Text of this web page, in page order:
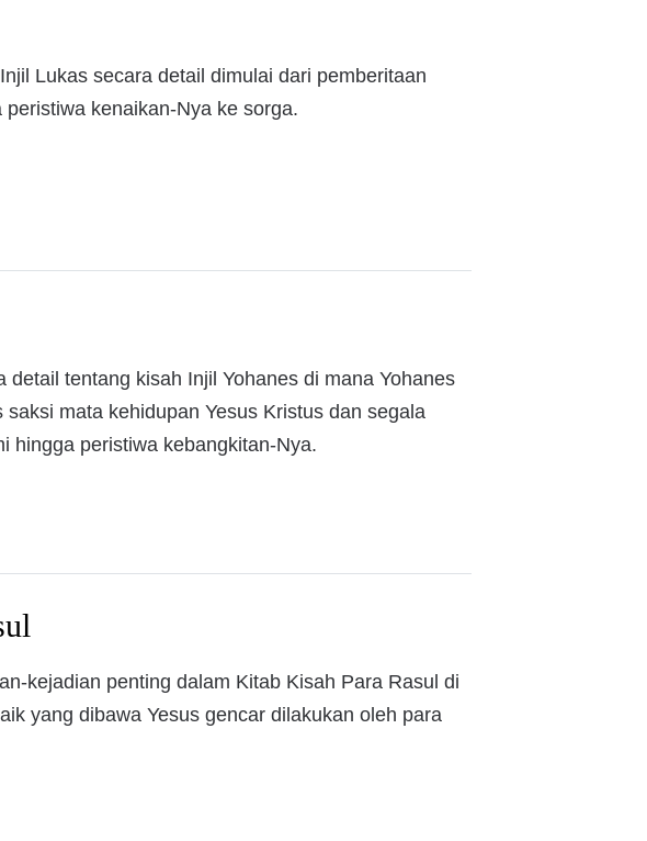
Lukas secara detail dimulai dari pemberitaan
kenaikan-Nya ke sorga.
detail tentang kisah Injil Yohanes di mana Yohanes
mata kehidupan Yesus Kristus dan segala
hingga peristiwa kebangkitan-Nya.
kejadian penting dalam Kitab Kisah Para Rasul di
yang dibawa Yesus gencar dilakukan oleh para